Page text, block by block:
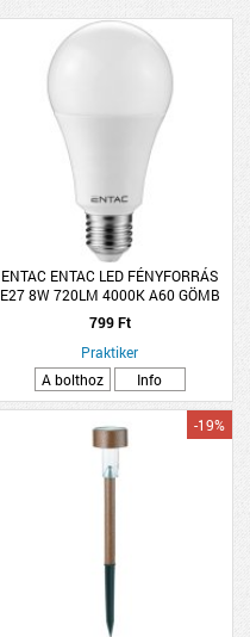
ENTAC ENTAC LED FÉNYFORRÁS
E27 8W 720LM 4000K A60 GÖMB
NW
799 Ft
Praktiker
A bolthoz
Info
-19%